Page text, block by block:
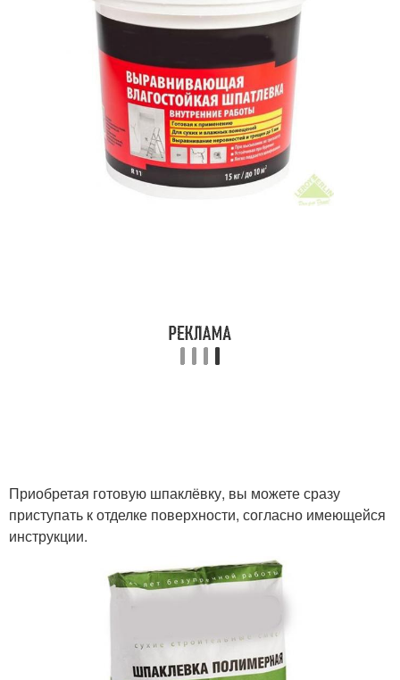
Приобретая готовую шпаклёвку, вы можете сразу
приступать к отделке поверхности, согласно имеющейся
инструкции.